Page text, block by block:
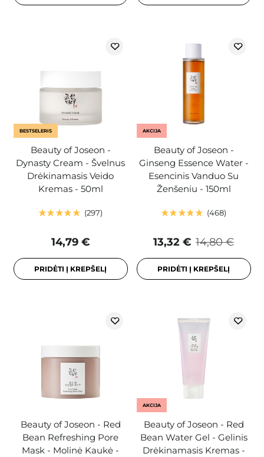
BESTSELERIS
Beauty of Joseon -
Dynasty Cream - Švelnus
Drėkinamasis Veido
Kremas - 50ml
297
14,79 €
PRIDĖTI Į KREPŠELĮ
AKCIJA
Beauty of Joseon -
Ginseng Essence Water -
Esencinis Vanduo Su
Ženšeniu - 150ml
468
14,80 €
13,32 €
PRIDĖTI Į KREPŠELĮ
Beauty of Joseon - Red
Bean Refreshing Pore
Mask - Molinė Kaukė -
AKCIJA
Beauty of Joseon - Red
Bean Water Gel - Gelinis
Drėkinamasis Kremas -